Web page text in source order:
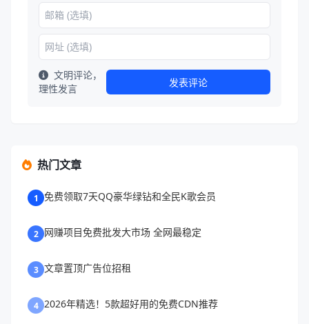
文明评论，
理性发言
发表评论
热门文章
1 免费领取7天QQ豪华绿钻和全民K歌会员
2 网赚项目免费批发大市场 全网最稳定
3 文章置顶广告位招租
4 2026年精选！5款超好用的免费CDN推荐